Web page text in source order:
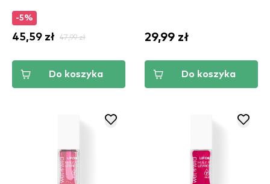
-5%
45,59 zł 47,99 zł
Do koszyka
29,99 zł
Do koszyka